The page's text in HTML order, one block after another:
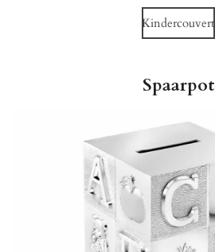
Kindercouvert
Spaarpot